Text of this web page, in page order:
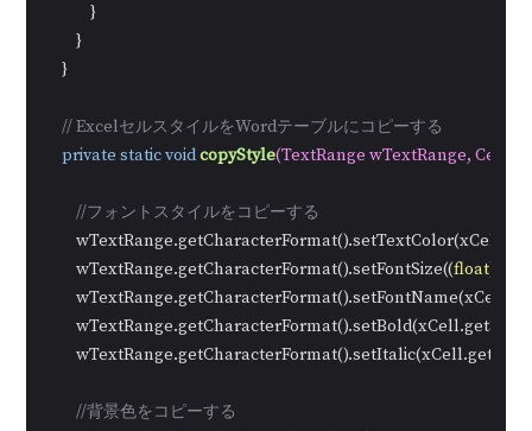
            }
        }
    }
// ExcelセルスタイルをWordテーブルにコピーする
private staticvoidcopyStyle(TextRange wTextRange,
//フォントスタイルをコピーする
        wTextRange.getCharacterFormat().setFontSize((
float)
//背景色をコピーする